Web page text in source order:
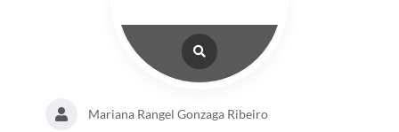
Mariana Rangel Gonzaga Ribeiro